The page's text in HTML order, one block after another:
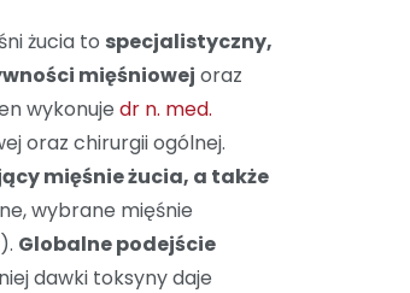
żucia to specjalistyczny,
mięśniowej oraz
wykonujedr n. med.
oraz chirurgii ogólnej.
mięśnie żucia, a także
wybrane mięśnie
Globalne podejście
dawki toksyny daje